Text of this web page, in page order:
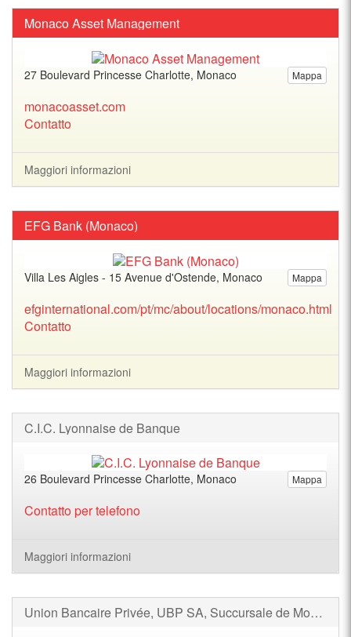
Monaco Asset Management
Mappa
27 Boulevard Princesse Charlotte, Monaco
monacoasset.com
Contatto
Maggiori informazioni
EFG Bank (Monaco)
Mappa
Villa Les Aigles - 15 Avenue d'Ostende, Monaco
efginternational.com/pt/mc/about/locations/monaco.html
Contatto
Maggiori informazioni
C.I.C. Lyonnaise de Banque
Mappa
26 Boulevard Princesse Charlotte, Monaco
Contatto per telefono
Maggiori informazioni
Union Bancaire Privée, UBP SA, Succursale de Monaco